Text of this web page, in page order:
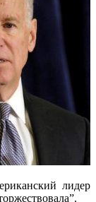
лидер